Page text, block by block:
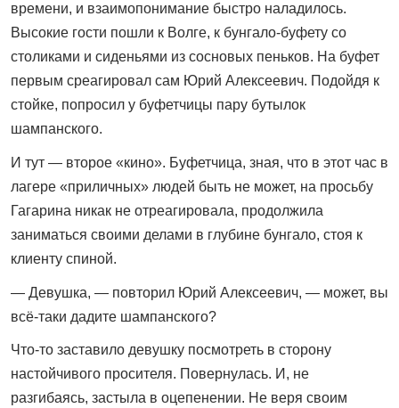
времени, и взаимопонимание быстро наладилось.
Высокие гости пошли к Волге, к бунгало-буфету со
столиками и сиденьями из сосновых пеньков. На буфет
первым среагировал сам Юрий Алексеевич. Подойдя к
стойке, попросил у буфетчицы пару бутылок
шампанского.
И тут — второе «кино». Буфетчица, зная, что в этот час в
лагере «приличных» людей быть не может, на просьбу
Гагарина никак не отреагировала, продолжила
заниматься своими делами в глубине бунгало, стоя к
клиенту спиной.
— Девушка, — повторил Юрий Алексеевич, — может, вы
всё-таки дадите шампанского?
Что-то заставило девушку посмотреть в сторону
настойчивого просителя. Повернулась. И, не
разгибаясь, застыла в оцепенении. Не веря своим